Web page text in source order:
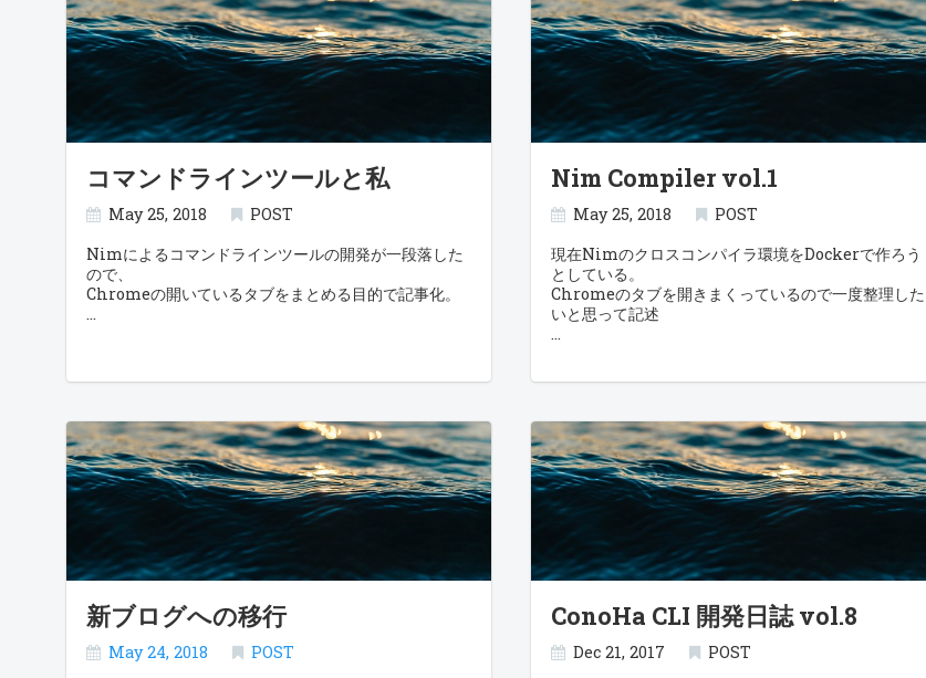
コマンドラインツールと私
May 25, 2018
POST
Nimによるコマンドラインツールの開発が一段落した
ので、
Chromeの開いているタブをまとめる目的で記事化。
Nim Compiler vol.1
May 25, 2018
POST
現在Nimのクロスコンパイラ環境をDockerで作ろう
としている。
Chromeのタブを開きまくっているので一度整理した
いと思って記述
新ブログへの移行
May 24, 2018
POST
ConoHa CLI 開発日誌 vol.8
Dec 21, 2017
POST